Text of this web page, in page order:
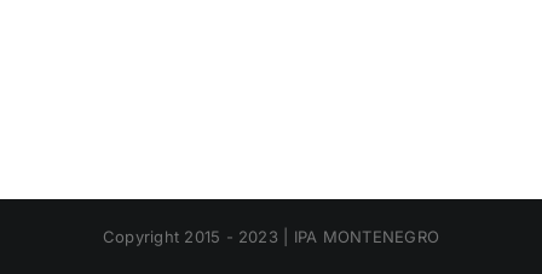
Copyright 2015 - 2023 | IPA MONTENEGRO